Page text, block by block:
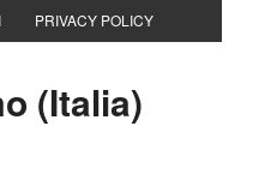
PRIVACY POLICY
(Italia)